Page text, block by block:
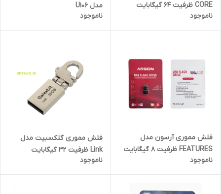
CORE ظرفیت 64 گیگابایت
ناموجود
مدل U106
ناموجود
فلش مموری آرسون مدل
FEATURES ظرفیت 8 گیگابایت
ناموجود
فلش مموری گلکسبیت مدل
Link ظرفیت 32 گیگابایت
ناموجود